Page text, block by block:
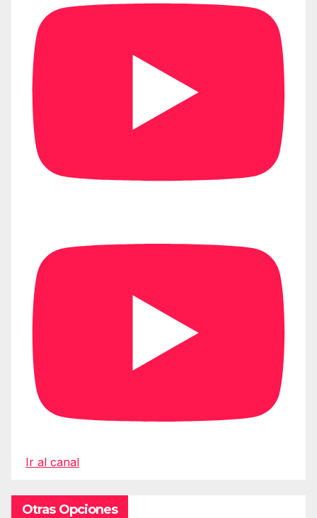
Ir al canal
Otras Opciones